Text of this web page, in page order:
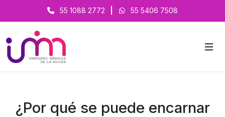
55 1088 2772 55 5406 7508
¿Por qué se puede encarnar